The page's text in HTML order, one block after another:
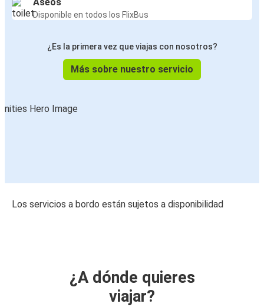
Disponible en todos los FlixBus
¿Es la primera vez que viajas con nosotros?
Más sobre nuestro servicio
Los servicios a bordo están sujetos a disponibilidad
¿A dónde quieres
viajar?